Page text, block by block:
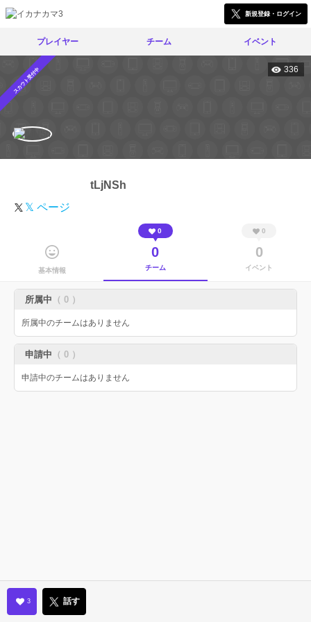
新規登録・ログイン
プレイヤー チーム イベント
スカウト受付中 336
tLjNSh
𝕏 ページ
基本情報
0
0
チーム
0
0
イベント
所属中 （ 0 ）
所属中のチームはありません
申請中 （ 0 ）
申請中のチームはありません
3 話す